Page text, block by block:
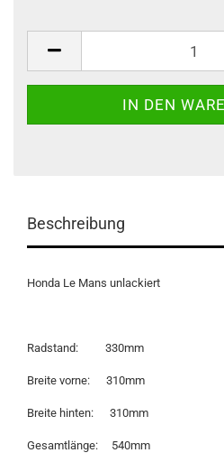
Beschreibung
Honda Le Mans unlackiert
Radstand: 330mm
Breite vorne: 310mm
Breite hinten: 310mm
Gesamtlänge: 540mm